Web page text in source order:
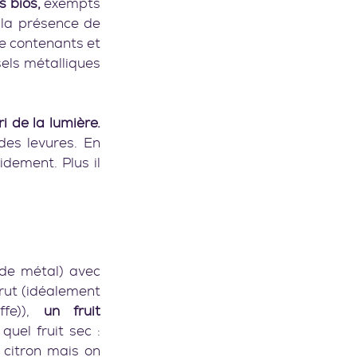
bios, exempts
présence de
contenants et
métalliques
de la lumière.
levures. En
Plus il
métal) avec
(idéalement
un fruit
fruit sec :
mais on